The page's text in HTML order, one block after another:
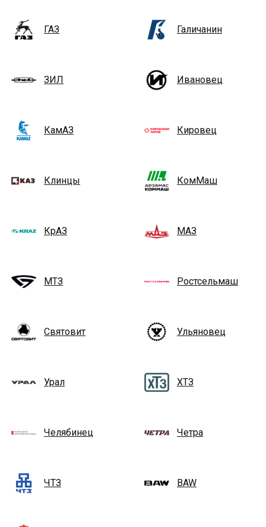
ГАЗ Галичанин
ЗИЛ Ивановец
КамАЗ Кировец
Клинцы КомМаш
КрАЗ МАЗ
МТЗ Ростсельмаш
Святовит Ульяновец
Урал ХТЗ
Челябинец Четра
ЧТЗ BAW